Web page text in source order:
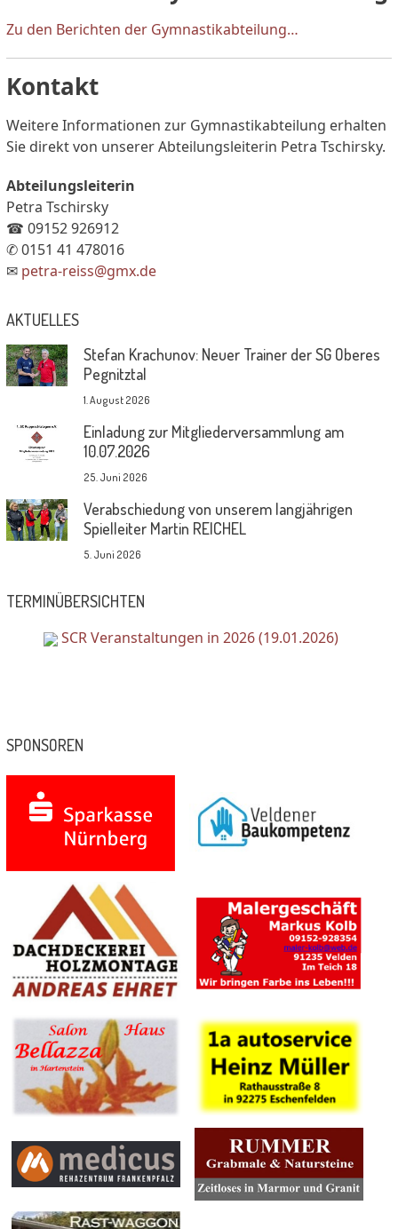
Zu den Berichten der Gymnastikabteilung…
Kontakt
Weitere Informationen zur Gymnastikabteilung erhalten
Sie direkt von unserer Abteilungsleiterin Petra Tschirsky.
Abteilungsleiterin
Petra Tschirsky
☎ 09152 926912
✆ 0151 41 478016
✉ petra-reiss@gmx.de
AKTUELLES
Stefan Krachunov: Neuer Trainer der SG Oberes
Pegnitztal
1. August 2026
Einladung zur Mitgliederversammlung am
10.07.2026
25. Juni 2026
Verabschiedung von unserem langjährigen
Spielleiter Martin REICHEL
5. Juni 2026
TERMINÜBERSICHTEN
SCR Veranstaltungen in 2026 (19.01.2026)
SPONSOREN